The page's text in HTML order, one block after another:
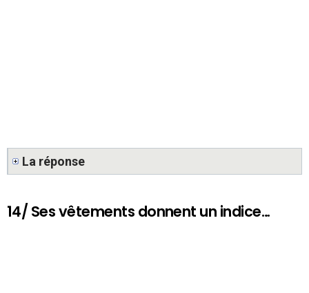
La réponse
14/ Ses vêtements donnent un indice…